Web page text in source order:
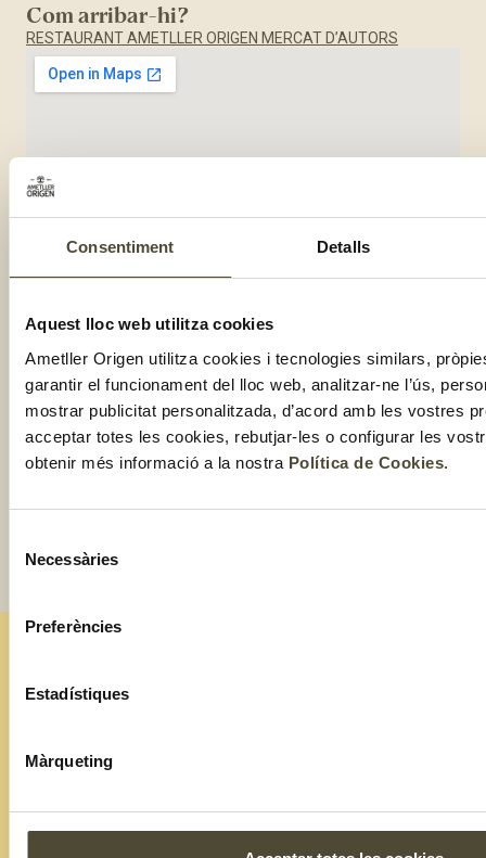
Consentiment Detalls
Aquest lloc web utilitza cookies
Ametller Origen utilitza cookies i tecnologies similars,
garantir el funcionament del lloc web, analitzar-ne l’ús,
mostrar publicitat personalitzada, d’acord amb les vostres
acceptar totes les cookies, rebutjar-les o configurar les
obtenir més informació a la nostra Política de Cookies.
Necessàries
Preferències
Estadístiques
Màrqueting
Com arribar-hi?
RESTAURANT AMETLLER ORIGEN MERCAT D’AUTORS
ESTIGUES AL DIA AMB TOT EL QUE FEM!
Subscriu-te a la nostra
newsletter
SUBSCRIU-TE